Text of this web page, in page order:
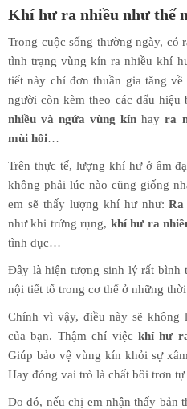
Khí hư ra nhiều như thế
Trong cuộc sống thường ngày, có
tình trạng vùng kín ra nhiều khí
tiết này chỉ đơn thuần gia tăng
người còn kèm theo các dấu hiệu
nhiều và ngứa vùng kín hayra
mùi hôi…
Trên thực tế, lượng khí hư ở âm
không phải lúc nào cũng giống
em sẽ thấy lượng khí hư như:
như khi trứng rụng, khí hư ra
tình dục…
Đây là hiện tượng sinh lý rất bình
nội tiết tố trong cơ thể ở những
Chính vì vậy, điều này sẽ không
của bạn. Thậm chí việc khí hư
Giúp bảo vệ vùng kín khỏi sự
Hay đóng vai trò là chất bôi trơn
Do đó, nếu chị em nhận thấy bản